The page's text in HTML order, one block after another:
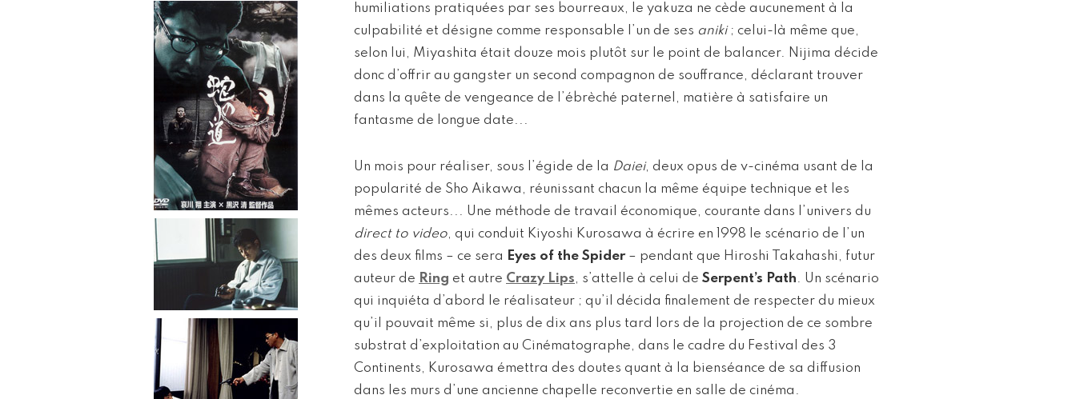
humiliations pratiquées par ses bourreaux, le yakuza ne cède aucunement à la
culpabilité et désigne comme responsable l’un de ses aniki; celui-là même que,
selon lui, Miyashita était douze mois plutôt sur le point de balancer. Nijima décide
donc d’offrir au gangster un second compagnon de souffrance, déclarant trouver
dans la quête de vengeance de l’ébrèché paternel, matière à satisfaire un
fantasme de longue date...
Un mois pour réaliser, sous l’égide de la Daiei, deux opus de v-cinéma usant de la
popularité de Sho Aikawa, réunissant chacun la même équipe technique et les
mêmes acteurs... Une méthode de travail économique, courante dans l’univers du
direct to video, qui conduit Kiyoshi Kurosawa à écrire en 1998 le scénario de l’un
des deux films – ce sera Eyes of the Spider– pendant que Hiroshi Takahashi, futur
auteur de Ring et autre Crazy Lips, s’attelle à celui de Serpent’s Path. Un scénario
qui inquiéta d’abord le réalisateur ; qu’il décida finalement de respecter du mieux
qu’il pouvait même si, plus de dix ans plus tard lors de la projection de ce sombre
substrat d’exploitation au Cinématographe, dans le cadre du Festival des 3
Continents, Kurosawa émettra des doutes quant à la bienséance de sa diffusion
dans les murs d’une ancienne chapelle reconvertie en salle de cinéma.